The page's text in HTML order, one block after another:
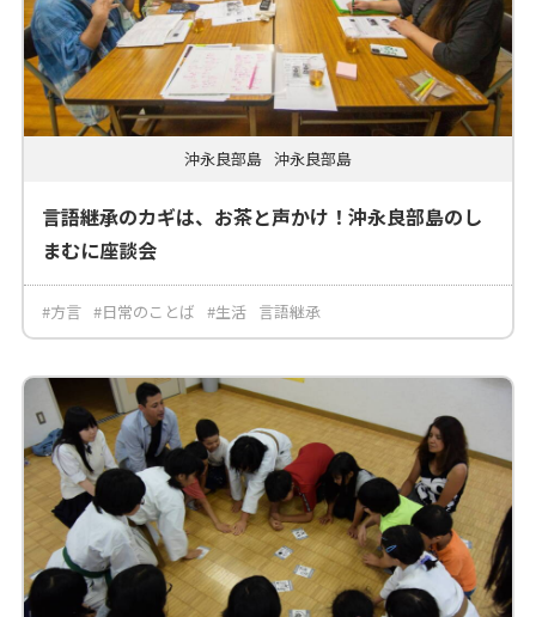
沖永良部島 沖永良部島
言語継承のカギは、お茶と声かけ！沖永良部島のし
まむに座談会
#方言 #日常のことば #生活 言語継承